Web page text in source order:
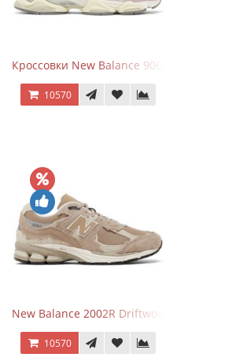
Кроссовки New Balance 9060 December Sky
10570
New Balance 2002R Driftwood Sea Salt
10570